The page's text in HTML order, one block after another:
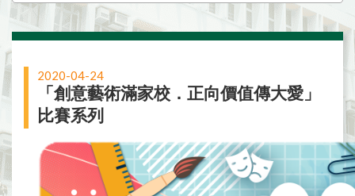
2020-04-24
「創意藝術滿家校．正向價值傳大愛」
比賽系列